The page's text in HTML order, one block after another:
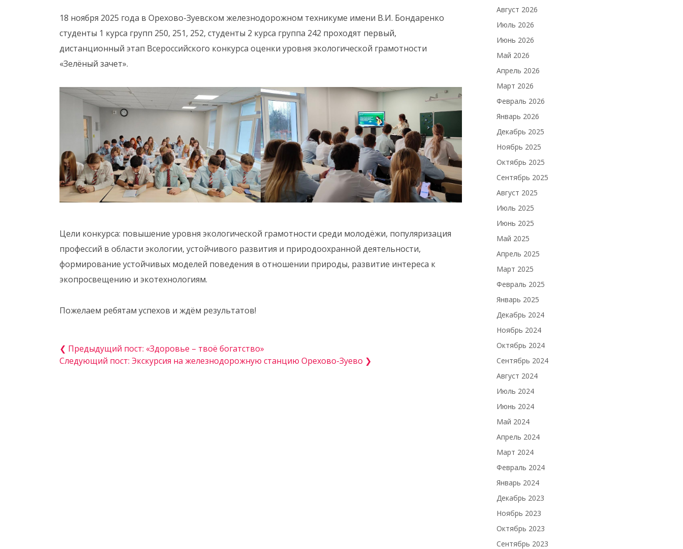
18 ноября 2025 года в Орехово-Зуевском железнодорожном техникуме имени В.И. Бондаренко
студенты 1 курса групп 250, 251, 252, студенты 2 курса группа 242 проходят первый,
дистанционный этап Всероссийского конкурса оценки уровня экологической грамотности
«Зелёный зачет».
Цели конкурса: повышение уровня экологической грамотности среди молодёжи, популяризация
профессий в области экологии, устойчивого развития и природоохранной деятельности,
формирование устойчивых моделей поведения в отношении природы, развитие интереса к
экопросвещению и экотехнологиям.
Пожелаем ребятам успехов и ждём результатов!
❮ Предыдущий пост: «Здоровье – твоё богатство»
Следующий пост: Экскурсия на железнодорожную станцию Орехово-Зуево ❯
Август 2026
Июль 2026
Июнь 2026
Май 2026
Апрель 2026
Март 2026
Февраль 2026
Январь 2026
Декабрь 2025
Ноябрь 2025
Октябрь 2025
Сентябрь 2025
Август 2025
Июль 2025
Июнь 2025
Май 2025
Апрель 2025
Март 2025
Февраль 2025
Январь 2025
Декабрь 2024
Ноябрь 2024
Октябрь 2024
Сентябрь 2024
Август 2024
Июль 2024
Июнь 2024
Май 2024
Апрель 2024
Март 2024
Февраль 2024
Январь 2024
Декабрь 2023
Ноябрь 2023
Октябрь 2023
Сентябрь 2023